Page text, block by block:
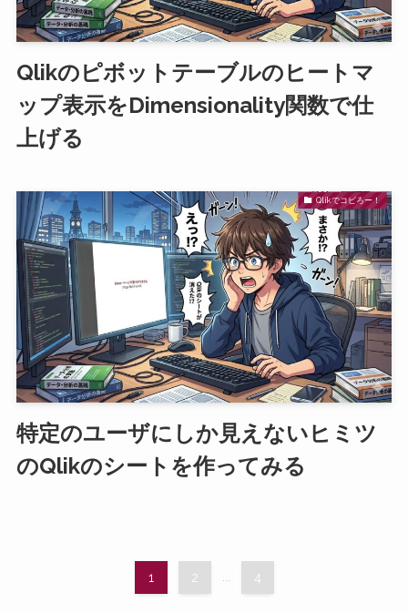
Qlikのピボットテーブルのヒートマ
ップ表示をDimensionality関数で仕
上げる
Qlikでコピろー！
特定のユーザにしか見えないヒミツ
のQlikのシートを作ってみる
1 2 4